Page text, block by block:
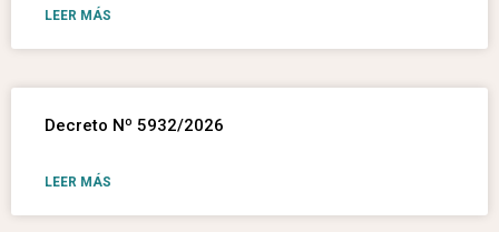
LEER MÁS
Decreto Nº 5932/2026
LEER MÁS